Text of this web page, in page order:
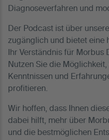
Diagnoseverfahren und
Der Podcast ist über
zugänglich und bietet eine
Ihr Verständnis für Morbus
Nutzen Sie die
Kenntnissen und
profitieren.
Wir hoffen, dass Ihnen
dabei hilft, mehr über
und die bestmöglichen